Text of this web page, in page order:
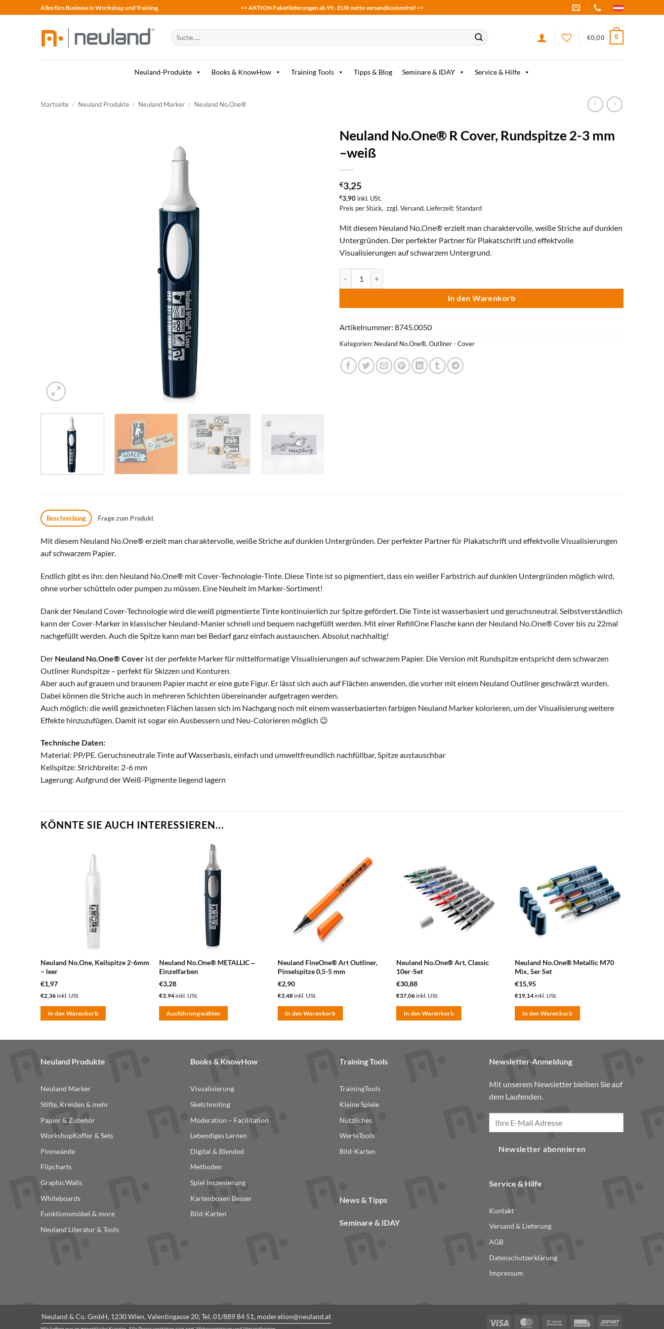
to
Alles fürs Business in Workshop und Training. >> AKTION Paketlieferungen ab 99,- EUR netto versandkostenfrei! >>
Suche
nach:
€0,00 0
Neuland-Produkte Books & KnowHow Training Tools Tipps & Blog Seminare & IDAY Service & Hilfe
Startseite / Neuland Produkte / Neuland Marker / Neuland No.One®
Neuland No.One® R Cover, Rundspitze 2-3 mm
–weiß
€3,25
€3,90 inkl. USt.
Preis per Stück, zzgl. Versand, Lieferzeit: Standard
Mit diesem Neuland No.One® erzielt man charaktervolle, weiße Striche auf dunklen
Untergründen. Der perfekter Partner für Plakatschrift und effektvolle
Visualisierungen auf schwarzem Untergrund.
In den Warenkorb
Artikelnummer: 8745.0050
Kategorien: Neuland No.One®,Outliner - Cover
Beschreibung Frage zum Produkt
Mit diesem Neuland No.One® erzielt man charaktervolle, weiße Striche auf dunklen Untergründen. Der perfekter Partner für Plakatschrift und effektvolle Visualisierungen
auf schwarzem Papier.
Endlich gibt es ihn: den Neuland No.One® mit Cover-Technologie-Tinte. Diese Tinte ist so pigmentiert, dass ein weißer Farbstrich auf dunklen Untergründen möglich wird,
ohne vorher schütteln oder pumpen zu müssen. Eine Neuheit im Marker-Sortiment!
Dank der Neuland Cover-Technologie wird die weiß pigmentierte Tinte kontinuierlich zur Spitze gefördert. Die Tinte ist wasserbasiert und geruchsneutral. Selbstverständlich
kann der Cover-Marker in klassischer Neuland-Manier schnell und bequem nachgefüllt werden. Mit einer RefillOne Flasche kann der Neuland No.One® Cover bis zu 22mal
nachgefüllt werden. Auch die Spitze kann man bei Bedarf ganz einfach austauschen. Absolut nachhaltig!
Der Neuland No.One® Cover ist der perfekte Marker für mittelformatige Visualisierungen auf schwarzem Papier. Die Version mit Rundspitze entspricht dem schwarzen
Outliner Rundspitze – perfekt für Skizzen und Konturen.
Aber auch auf grauem und braunem Papier macht er eine gute Figur. Er lässt sich auch auf Flächen anwenden, die vorher mit einem Neuland Outliner geschwärzt wurden.
Dabei können die Striche auch in mehreren Schichten übereinander aufgetragen werden.
Auch möglich: die weiß gezeichneten Flächen lassen sich im Nachgang noch mit einem wasserbasierten farbigen Neuland Marker kolorieren, um der Visualisierung weitere
Effekte hinzuzufügen. Damit ist sogar ein Ausbessern und Neu-Colorieren möglich 😉
Technische Daten:
Material: PP/PE. Geruchsneutrale Tinte auf Wasserbasis, einfach und umweltfreundlich nachfüllbar, Spitze austauschbar
Keilspitze: Strichbreite: 2-6 mm
Lagerung: Aufgrund der Weiß-Pigmente liegend lagern
KÖNNTE SIE AUCH INTERESSIEREN...
Neuland No.One, Keilspitze 2-6mm
– leer
€1,97
€2,36inkl. USt.
In den Warenkorb
Neuland No.One® METALLIC ‒
Einzelfarben
€3,28
€3,94inkl. USt.
Ausführung wählen
Produktseite
zum
Merkzettel
hinzufügen
Neuland FineOne® Art Outliner,
Pinselspitze 0,5-5 mm
€2,90
€3,48inkl. USt.
In den Warenkorb
hinzufügen
Neuland No.One® Art, Classic
10er-Set
€30,88
€37,06inkl. USt.
In den Warenkorb
zum
Merkzettel
hinzufügen
Neuland No.One® Metallic M70
Mix, 5er Set
€15,95
€19,14inkl. USt.
In den Warenkorb
Neuland Produkte
Neuland Marker
Stifte, Kreiden & mehr
Papier & Zubehör
WorkshopKoffer & Sets
Pinnwände
Flipcharts
GraphicWalls
Whiteboards
Funktionsmöbel & more
Neuland Literatur & Tools
Books & KnowHow
Visualisierung
Sketchnoting
Moderation – Facilitation
Lebendiges Lernen
Digital & Blended
Methoden
Spiel Inszenierung
Kartenboxen Besser
Bild-Karten
Training Tools
TrainingTools
Kleine Spiele
Nützliches
WerteTools
Bild-Karten
News & Tipps
Seminare & IDAY
Newsletter-Anmeldung
Mit unserem Newsletter bleiben Sie auf
dem Laufenden.
Newsletter abonnieren
Service & Hilfe
Kontakt
Versand & Lieferung
AGB
Datenschutzerklärung
Impressum
Visa MasterCardBank
RechungSofort
Neuland & Co. GmbH, 1230 Wien, Valentingasse 20, Tel. 01/889 84 51, moderation@neuland.at